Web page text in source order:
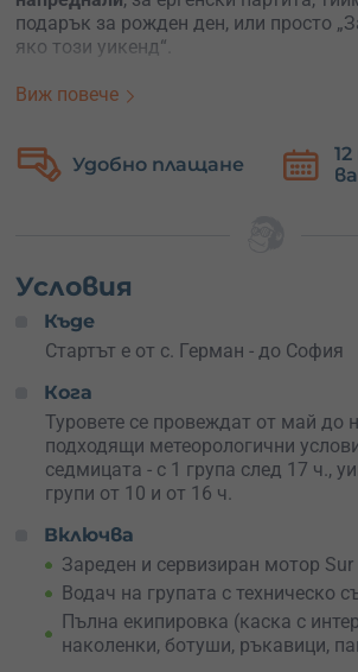
подарък за рожден ден, или просто
яко този уикенд“.
Приключението започва с кратък
подсигурено, за да мислиш само за
Ultra Bee е лек, пъргав и напълно
лежерен терен, ако си за пръв път на
избереш технично трасе с паднали
около Панчарево и Лозен? Просто
слизаш от мотора. Карането се
максимум 4 души + водач, за да е
и безопасно.
нещо различно – сам или с
зарадваш близък човек с подарък,
забрави – не търси повече!
Виж повече
12 месеца
валидност
Условия
Къде
Стартът е от с. Герман - до София
Кога
Туровете се провеждат от май до
подходящи метеорологични
седмицата - с 1 група след 17 ч.,
групи от 10 и от 16 ч.
Включва
Зареден и сервизиран мотор Sur
Водач на групата с техническо
Пълна екипировка (каска с
наколенки, ботуши, ръкавици,